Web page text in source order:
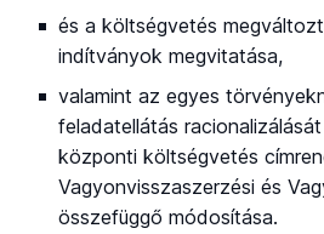
és a költségvetés
indítványok megvitatása,
valamint az egyes
feladatellátás
központi költségvetés
Vagyonvisszaszerzési és
összefüggő módosítása.